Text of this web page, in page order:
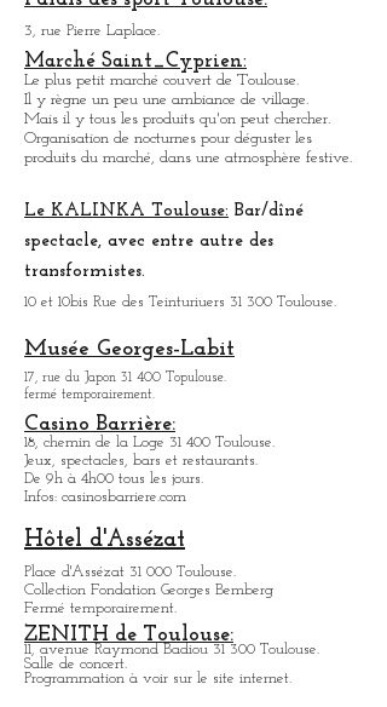
4, Place des Carmes 31 000 Toulouse.
Marché couvert .
Organise des nocturnes pour déguster, les produits
du marché, dans une ambiance festive.
Palais des sport Toulouse.
3, rue Pierre Laplace.
Le plus petit marché couvert de Toulouse.
Il y règne un peu une ambiancedevillage.
Mais il y tous les produits qu'on peut chercher.
Organisation de nocturnes pour déguster les
produits du marché, dans une atmosphère festive.
Le KALINKA Toulouse:
spectacle, avec entre autre des
transformistes.
10 et 10bis Rue des Teinturiuers 31 300 Toulouse.
Musée Georges-Labit
17, rue du Japon 31 400 Topulouse
Casino Barrière:
18, chemin de la Loge 31 400 Toulouse.
Jeux, spectacles, bars et restaurants.
De 9h à 4h00 tous les jours.
Infos: casinosbarriere.com
Hôtel d'Assézat